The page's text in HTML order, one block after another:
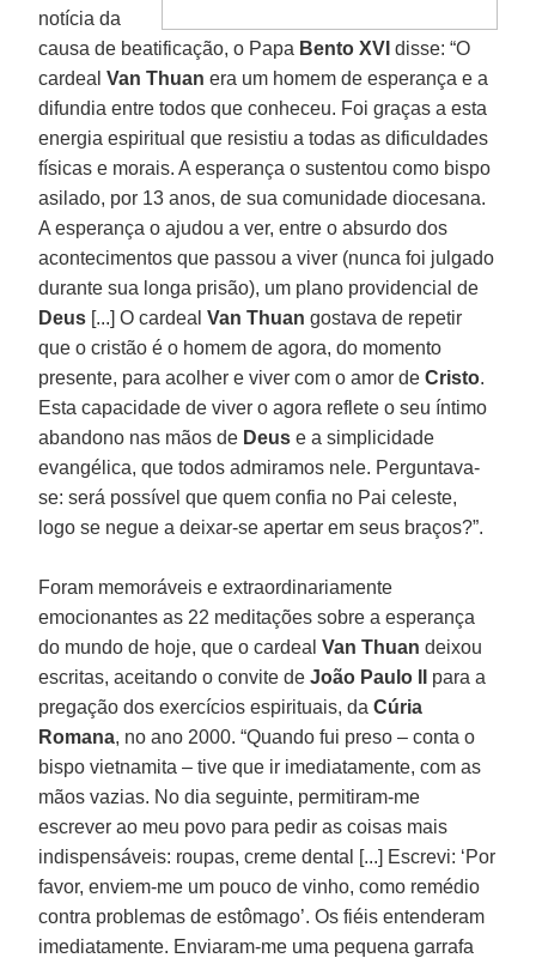
notícia da
causa de beatificação, o Papa Bento XVI disse: “O
cardealVan Thuan era um homem de esperança e a
difundia entre todos que conheceu. Foi graças a esta
energia espiritual que resistiu a todas as dificuldades
físicas e morais. A esperança o sustentou como bispo
asilado, por 13 anos, de sua comunidade diocesana.
A esperança o ajudou a ver, entre o absurdo dos
acontecimentos que passou a viver (nunca foi julgado
durante sua longa prisão), um plano providencial de
Deus [...] O cardealVan Thuan gostava de repetir
que o cristão é o homem de agora, do momento
presente, para acolher e viver com o amor deCristo.
Esta capacidade de viver o agora reflete o seu íntimo
abandono nas mãos de Deuse a simplicidade
evangélica, que todos admiramos nele. Perguntava-
se: será possível que quem confia no Pai celeste,
logo se negue a deixar-se apertar em seus braços?”.
Foram memoráveis e extraordinariamente
emocionantes as 22 meditações sobre a esperança
do mundo de hoje, que o cardealVan Thuan deixou
escritas, aceitando o convite deJoão Paulo II
para a
pregação dos exercícios espirituais, daCúria
Romana, no ano 2000. “Quando fui preso – conta o
bispo vietnamita – tive que ir imediatamente, com as
mãos vazias. No dia seguinte, permitiram-me
escrever ao meu povo para pedir as coisas mais
indispensáveis: roupas, creme dental [...] Escrevi: ‘Por
favor, enviem-me um pouco de vinho, como remédio
contra problemas de estômago’. Os fiéis entenderam
imediatamente. Enviaram-me uma pequena garrafa